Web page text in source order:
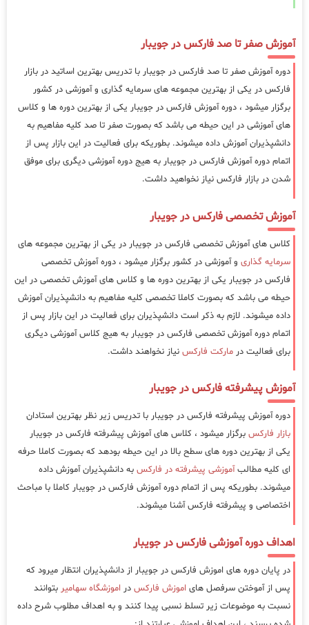
آموزش صفر تا صد فارکس در جویبار
دوره آموزش صفر تا صد فارکس در جویبار با تدریس بهترین اساتید در بازار
فارکس در یکی از بهترین مجموعه های سرمایه گذاری و آموزشی در کشور
برگزار میشود ، دوره آموزش فارکس در جویبار یکی از بهترین دوره ها و کلاس
های آموزشی در این حیطه می باشد که بصورت صفر تا صد کلیه مفاهیم به
دانشپذیران آموزش داده میشوند. بطوریکه برای فعالیت در این بازار پس از
اتمام دوره آموزش فارکس در جویبار به هیج دوره آموزشی دیگری برای موفق
شدن در بازار فارکس نیاز نخواهید داشت.
آموزش تخصصی فارکس در جویبار
کلاس های آموزش تخصصی فارکس در جویبار در یکی از بهترین مجموعه های
سرمایه گذاری و آموزشی در کشور برگزار میشود ، دوره آموزش تخصصی
فارکس در جویبار یکی از بهترین دوره ها و کلاس های آموزش تخصصی در این
حیطه می باشد که بصورت کاملا تخصصی کلیه مفاهیم به دانشپذیران آموزش
داده میشوند. لازم به ذکر است دانشپذیران برای فعالیت در این بازار پس از
اتمام دوره آموزش تخصصی فارکس در جویبار به هیج کلاس آموزشی دیگری
برای فعالیت در مارکت فارکس نیاز نخواهند داشت.
آموزش پیشرفته فارکس در جویبار
دوره آموزش پیشرفته فارکس در جویبار با تدریس زیر نظر بهترین استادان
بازار فارکس برگزار میشود ، کلاس های آموزش پیشرفته فارکس در جویبار
یکی از بهترین دوره های سطح بالا در این حیطه بودهد که بصورت کاملا حرفه
ای کلیه مطالبآموزشی پیشرفته در فارکس به دانشپذیران آموزش داده
میشوند. بطوریکه پس از اتمام دوره آموزش فارکس در جویبار کاملا با مباحث
اختصاصی و پیشرفته فارکس آشنا میشوند.
اهداف دوره آموزشی فارکس در جویبار
در پایان دوره های اموزش فارکس در جویبار از دانشپذیران انتظار میرود که
پس از آموختن سرفصل های اموزش فارکس در اموزشگاه سهامیر بتوانند
نسبت به موضوعات زیر تسلط نسبی پیدا کنند و به اهداف مطلوب شرح داده